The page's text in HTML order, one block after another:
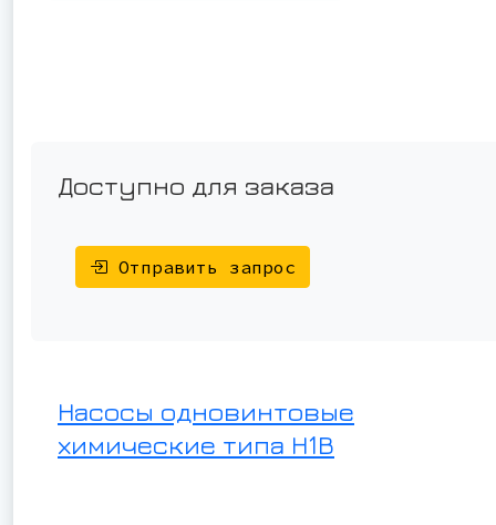
Доступно для заказа
Отправить запрос
Насосы одновинтовые
химические типа Н1В